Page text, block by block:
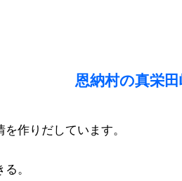
恩納村の真栄
作りだしています。
。